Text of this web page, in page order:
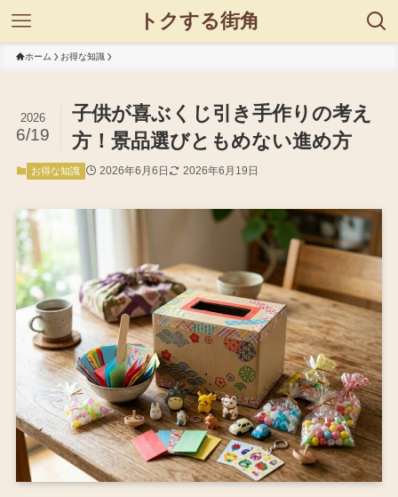
トクする街角
ホーム お得な知識
子供が喜ぶくじ引き手作りの考え
方！景品選びともめない進め方
2026
6/19
お得な知識 2026年6月6日 2026年6月19日